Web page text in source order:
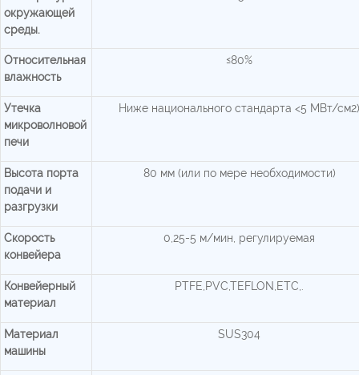
окружающей
среды.
Относительная
влажность
≤80%
Утечка
микроволновой
печи
Ниже национального стандарта <5 МВт/см2)
Высота порта
подачи и
разгрузки
80 мм (или по мере необходимости)
Скорость
конвейера
0,25-5 м/мин, регулируемая
Конвейерный
материал
PTFE,PVC,TEFLON,ETC,.
Материал
машины
SUS304